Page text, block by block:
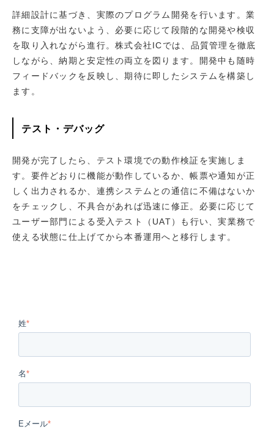
詳細設計に基づき、実際のプログラム開発を行います。業
務に支障が出ないよう、必要に応じて段階的な開発や検収
を取り入れながら進行。株式会社ICでは、品質管理を徹底
しながら、納期と安定性の両立を図ります。開発中も随時
フィードバックを反映し、期待に即したシステムを構築し
ます。
テスト・デバッグ
開発が完了したら、テスト環境での動作検証を実施しま
す。要件どおりに機能が動作しているか、帳票や通知が正
しく出力されるか、連携システムとの通信に不備はないか
をチェックし、不具合があれば迅速に修正。必要に応じて
ユーザー部門による受入テスト（UAT）も行い、実業務で
使える状態に仕上げてから本番運用へと移行します。
姓*
名*
Eメール*